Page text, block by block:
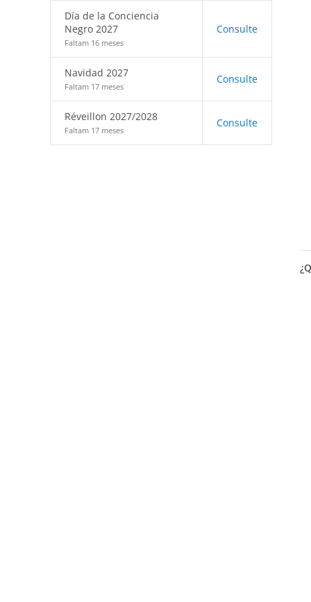
Día de la Conciencia
Negro 2027
Faltam 16 meses
Consulte
Navidad 2027
Faltam 17 meses
Consulte
Réveillon 2027/2028
Faltam 17 meses
Consulte